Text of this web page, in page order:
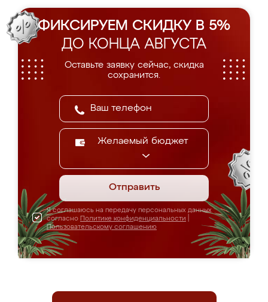
ФИКСИРУЕМ СКИДКУ В 5%
ДО КОНЦА АВГУСТА
Оставьте заявку сейчас, скидка
сохранится.
Желаемый бюджет
Отправить
Я соглашаюсь на передачу персональных данных
согласно Политике конфиденциальности
Пользовательскому соглашению